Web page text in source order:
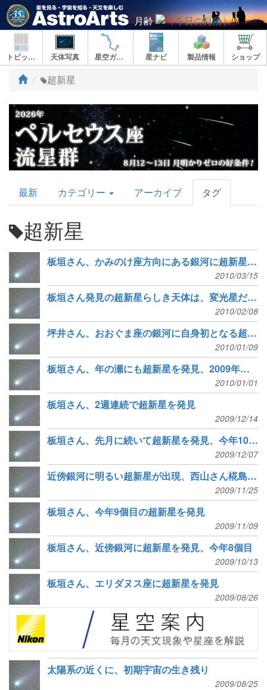
月齢
トピックス 天体写真 星空ガイド 星ナビ 製品情報 ショップ
ト
プ
超新星
AstroArts
Topics
最新 カテゴリー アーカイブ タグ
超新星
板垣さん、かみのけ座方向にある銀河に超新星を発見
2010/03/15
板垣さん発見の超新星らしき天体は、変光星だった
2010/02/08
坪井さん、おおぐま座の銀河に自身初となる超新星発見
2010/01/09
板垣さん、年の瀬にも超新星を発見、2009年の発見数は12個に
2010/01/01
板垣さん、2週連続で超新星を発見
2009/12/14
板垣さん、先月に続いて超新星を発見、今年10個目
2009/12/07
近傍銀河に明るい超新星が出現、西山さん椛島さんが発見
2009/11/25
板垣さん、今年9個目の超新星を発見
2009/11/09
板垣さん、近傍銀河に超新星を発見、今年8個目
2009/10/13
板垣さん、エリダヌス座に超新星を発見
2009/08/26
太陽系の近くに、初期宇宙の生き残り
2009/08/25